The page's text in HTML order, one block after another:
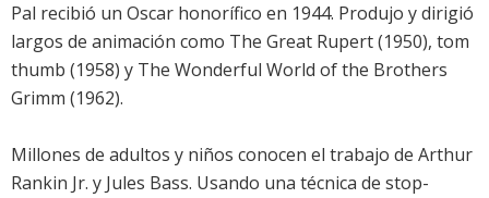
Pal recibió un Oscar honorífico en 1944. Produjo y dirigió
largos de animación como The Great Rupert (1950), tom
thumb (1958) y The Wonderful World of the Brothers
Grimm (1962).
Millones de adultos y niños conocen el trabajo de Arthur
Rankin Jr. y Jules Bass. Usando una técnica de stop-